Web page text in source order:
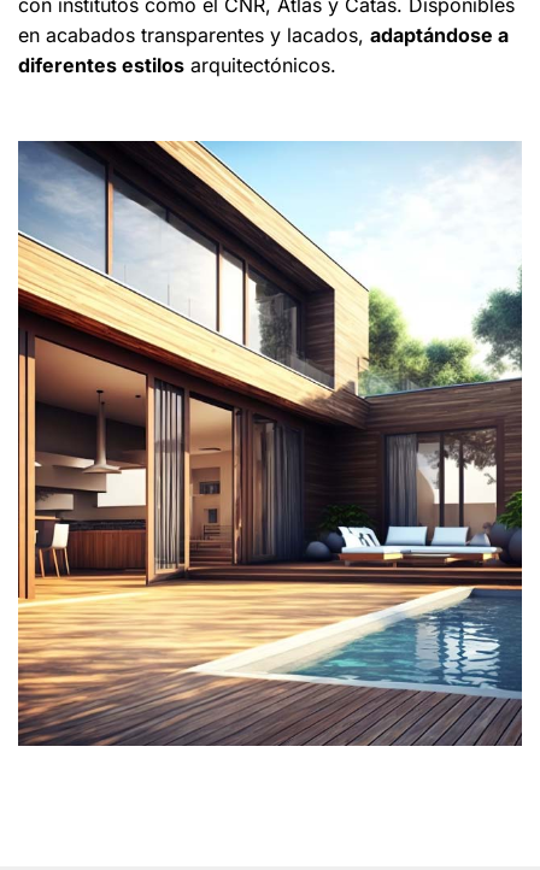
en acabados transparentes y lacados, adaptándose a
diferentes estilos arquitectónicos.​